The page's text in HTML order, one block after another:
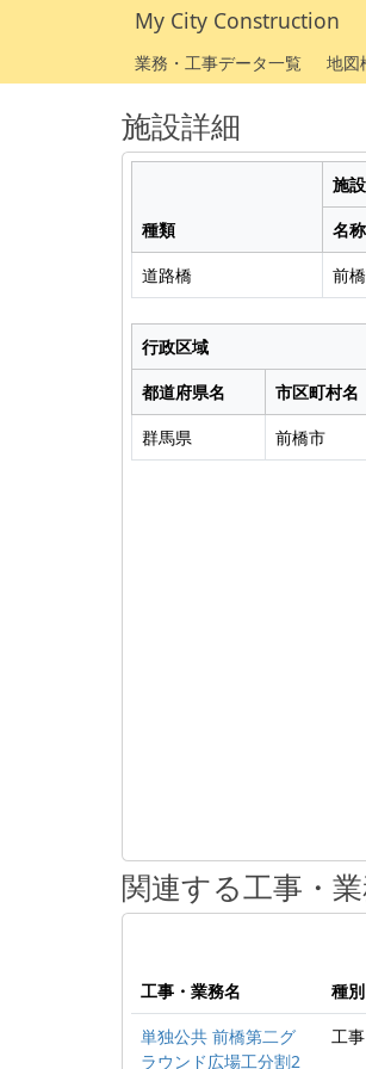
My City Construction
業務・工事データ一覧
地図
施設詳細
種類
施
名称
道路橋
前
行政区域
都道府県名 市区町村名
群馬県
前橋市
関連する工事・
工事・業務名 種別
単独公共 前橋第二グ
ラウンド広場工分割2
工事